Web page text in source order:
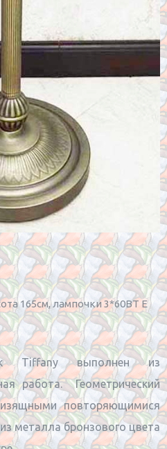
165см, лампочки 3*60BT Е
Tiffany выполнен из
работа. Геометрический
повторяющимися
металла бронзового цвета